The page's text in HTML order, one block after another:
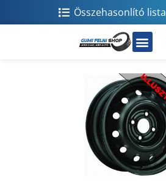
Összehasonlító lista